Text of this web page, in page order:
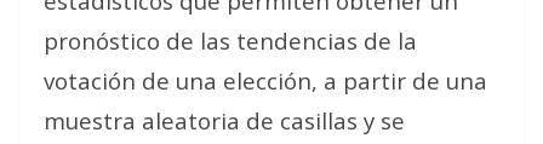
pronóstico de las tendencias de la
votación de una elección, a partir de una
muestra aleatoria de casillas y se